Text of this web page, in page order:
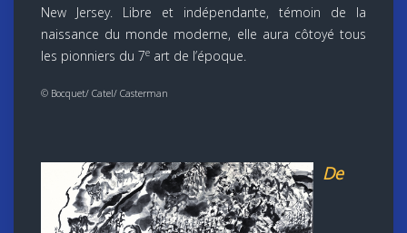
New Jersey. Libre et indépendante, témoin de la
naissance du monde moderne, elle aura côtoyé tous
les pionniers du 7e art de l’époque.
© Bocquet/ Catel/ Casterman
De